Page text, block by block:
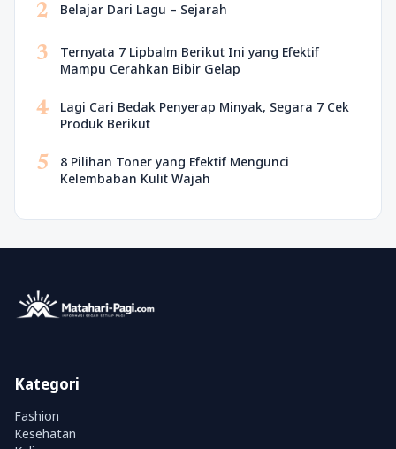
2 Belajar Dari Lagu – Sejarah
3
Ternyata 7 Lipbalm Berikut Ini yang Efektif
Mampu Cerahkan Bibir Gelap
4
Lagi Cari Bedak Penyerap Minyak, Segara 7 Cek
Produk Berikut
5
8 Pilihan Toner yang Efektif Mengunci
Kelembaban Kulit Wajah
Kategori
Fashion
Kesehatan